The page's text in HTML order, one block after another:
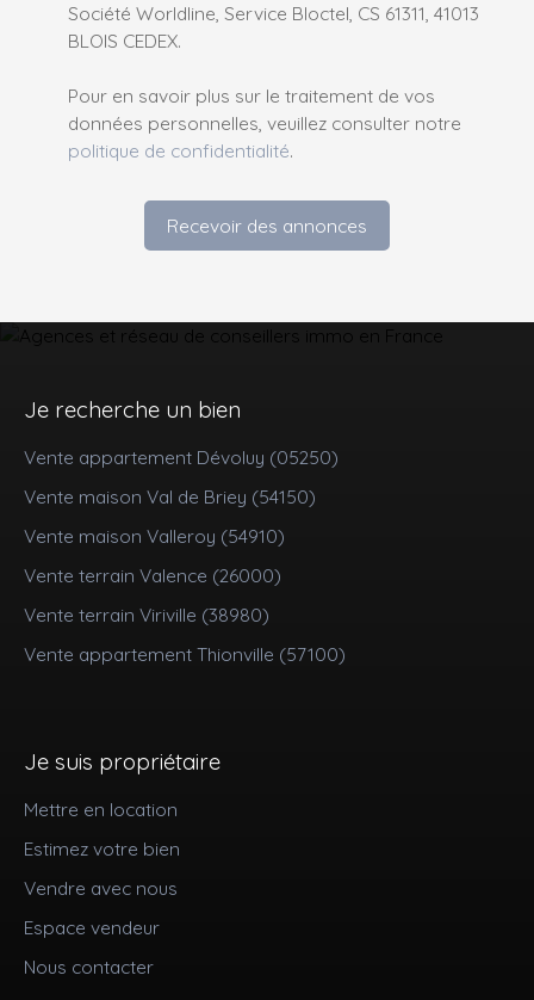
Société Worldline, Service Bloctel, CS 61311, 41013
BLOIS CEDEX.
Pour en savoir plus sur le traitement de vos
données personnelles, veuillez consulter notre
politique de confidentialité.
Recevoir des annonces
Je recherche un bien
Vente appartement Dévoluy (05250)
Vente maison Val de Briey (54150)
Vente maison Valleroy (54910)
Vente terrain Valence (26000)
Vente terrain Viriville (38980)
Vente appartement Thionville (57100)
Je suis propriétaire
Mettre en location
Estimez votre bien
Vendre avec nous
Espace vendeur
Nous contacter